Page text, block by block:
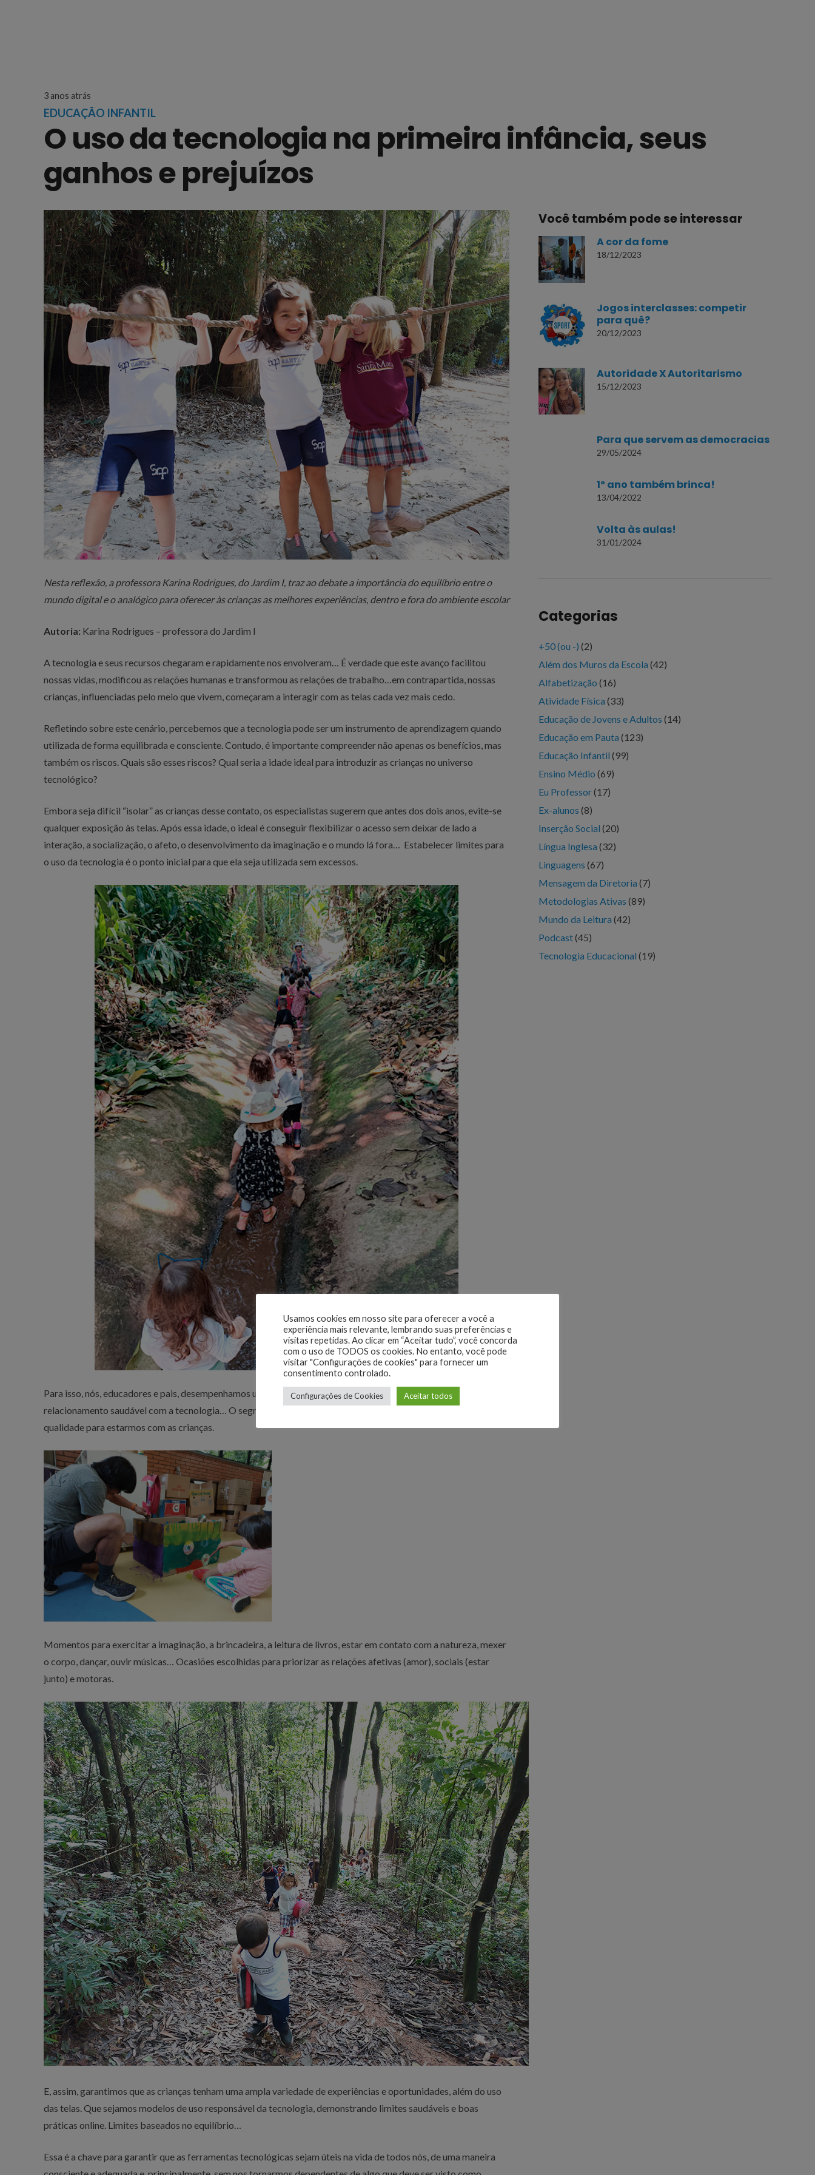
3 anos atrás
EDUCAÇÃO INFANTIL
O uso da tecnologia na primeira infância, seus
ganhos e prejuízos
Nesta reflexão, a professora Karina Rodrigues, do Jardim I, traz ao debate a importância do equilíbrio entre o
mundo digital e o analógico para oferecer às crianças as melhores experiências, dentro e fora do ambiente escolar
Autoria: Karina Rodrigues – professora do Jardim I
A tecnologia e seus recursos chegaram e rapidamente nos envolveram… É verdade que este avanço facilitou
nossas vidas, modificou as relações humanas e transformou as relações de trabalho…em contrapartida, nossas
crianças, influenciadas pelo meio que vivem, começaram a interagir com as telas cada vez mais cedo.
Refletindo sobre este cenário, percebemos que a tecnologia pode ser um instrumento de aprendizagem quando
utilizada de forma equilibrada e consciente. Contudo, é importante compreender não apenas os benefícios, mas
também os riscos. Quais são esses riscos? Qual seria a idade ideal para introduzir as crianças no universo
tecnológico?
Embora seja difícil “isolar” as crianças desse contato, os especialistas sugerem que antes dos dois anos, evite-se
qualquer exposição às telas. Após essa idade, o ideal é conseguir flexibilizar o acesso sem deixar de lado a
interação, a socialização, o afeto, o desenvolvimento da imaginação e o mundo lá fora… Estabelecer limites para
o uso da tecnologia é o ponto inicial para que ela seja utilizada sem excessos.
Para isso, nós, educadores e pais, desempenhamos um papel crucial na orientação das crianças para um
relacionamento saudável com a tecnologia… O segredo é também equilibrar o uso e propor momentos de
qualidade para estarmos com as crianças.
Momentos para exercitar a imaginação, a brincadeira, a leitura de livros, estar em contato com a natureza, mexer
o corpo, dançar, ouvir músicas… Ocasiões escolhidas para priorizar as relações afetivas (amor), sociais (estar
junto) e motoras.
E, assim, garantimos que as crianças tenham uma ampla variedade de experiências e oportunidades, além do uso
das telas. Que sejamos modelos de uso responsável da tecnologia, demonstrando limites saudáveis e boas
práticas online. Limites baseados no equilíbrio…
Essa é a chave para garantir que as ferramentas tecnológicas sejam úteis na vida de todos nós, de uma maneira
Você também pode se interessar
A cor da fome
18/12/2023
Jogos interclasses: competir
para quê?
20/12/2023
Autoridade X Autoritarismo
15/12/2023
Para que servem as democracias
29/05/2024
1º ano também brinca!
13/04/2022
Volta às aulas!
31/01/2024
Categorias
+50 (ou -) (2)
Além dos Muros da Escola (42)
Alfabetização (16)
Atividade Física (33)
Educação de Jovens e Adultos (14)
Educação em Pauta (123)
Educação Infantil (99)
Ensino Médio (69)
Eu Professor(17)
Ex-alunos (8)
Inserção Social (20)
Língua Inglesa (32)
Linguagens (67)
Mensagem da Diretoria (7)
Metodologias Ativas (89)
Mundo da Leitura (42)
Podcast(45)
Tecnologia Educacional (19)
Usamos cookies em nosso site para oferecer a você a
experiência mais relevante, lembrando suas preferências e
visitas repetidas. Ao clicar em “Aceitar tudo”, você concorda
com o uso de TODOS os cookies. No entanto, você pode
visitar "Configurações de cookies" para fornecer um
consentimento controlado.
Configurações de Cookies Aceitar todos